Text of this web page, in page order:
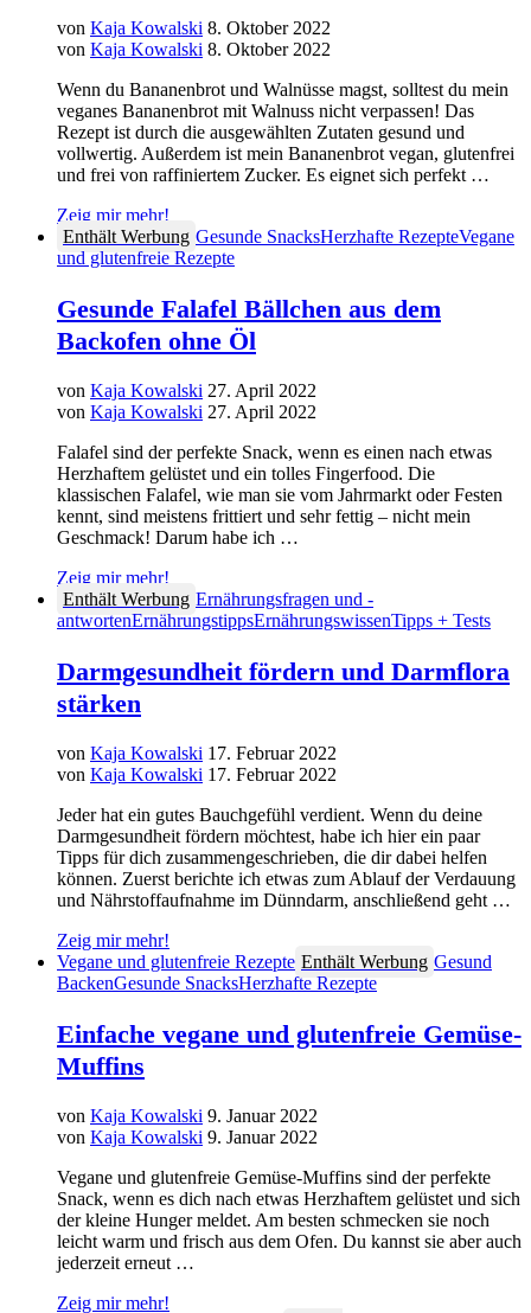
von Kaja Kowalski 8. Oktober 2022
von Kaja Kowalski 8. Oktober 2022
Wenn du Bananenbrot und Walnüsse magst, solltest du mein
veganes Bananenbrot mit Walnuss nicht verpassen! Das
Rezept ist durch die ausgewählten Zutaten gesund und
vollwertig. Außerdem ist mein Bananenbrot vegan, glutenfrei
und frei von raffiniertem Zucker. Es eignet sich perfekt …
Zeig mir mehr!
Enthält Werbung Gesunde SnacksHerzhafte RezepteVegane
und glutenfreie Rezepte
Gesunde Falafel Bällchen aus dem
Backofen ohne Öl
von Kaja Kowalski 27. April 2022
von Kaja Kowalski 27. April 2022
Falafel sind der perfekte Snack, wenn es einen nach etwas
Herzhaftem gelüstet und ein tolles Fingerfood. Die
klassischen Falafel, wie man sie vom Jahrmarkt oder Festen
kennt, sind meistens frittiert und sehr fettig – nicht mein
Geschmack! Darum habe ich …
Zeig mir mehr!
Enthält Werbung Ernährungsfragen und -
antwortenErnährungstippsErnährungswissenTipps + Tests
Darmgesundheit fördern und Darmflora
stärken
von Kaja Kowalski 17. Februar 2022
von Kaja Kowalski 17. Februar 2022
Jeder hat ein gutes Bauchgefühl verdient. Wenn du deine
Darmgesundheit fördern möchtest, habe ich hier ein paar
Tipps für dich zusammengeschrieben, die dir dabei helfen
können. Zuerst berichte ich etwas zum Ablauf der Verdauung
und Nährstoffaufnahme im Dünndarm, anschließend geht …
Zeig mir mehr!
Vegane und glutenfreie Rezepte Enthält Werbung Gesund
BackenGesunde SnacksHerzhafte Rezepte
Einfache vegane und glutenfreie Gemüse-
Muffins
von Kaja Kowalski 9. Januar 2022
von Kaja Kowalski 9. Januar 2022
Vegane und glutenfreie Gemüse-Muffins sind der perfekte
Snack, wenn es dich nach etwas Herzhaftem gelüstet und sich
der kleine Hunger meldet. Am besten schmecken sie noch
leicht warm und frisch aus dem Ofen. Du kannst sie aber auch
jederzeit erneut …
Zeig mir mehr!